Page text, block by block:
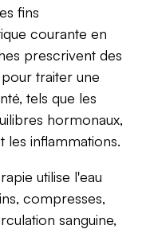
fins
courante en
prescrivent des
traiter une
tels que les
hormonaux,
les inflammations.
utilise l'eau
compresses,
sanguine,